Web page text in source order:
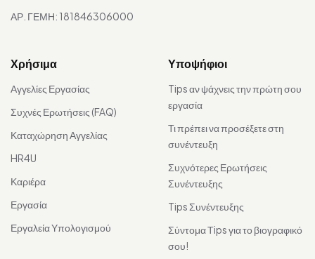
ΑΡ. ΓΕΜΗ: 181846306000
Χρήσιμα
Αγγελίες Εργασίας
Συχνές Ερωτήσεις (FAQ)
Καταχώρηση Αγγελίας
HR4U
Καριέρα
Εργασία
Εργαλεία Υπολογισμού
Υποψήφιοι
Tips αν ψάχνεις την πρώτη σου
εργασία
Τι πρέπει να προσέξετε στη
συνέντευξη
Συχνότερες Ερωτήσεις
Συνέντευξης
Tips Συνέντευξης
Σύντομα Τips για το βιογραφικό
σου!